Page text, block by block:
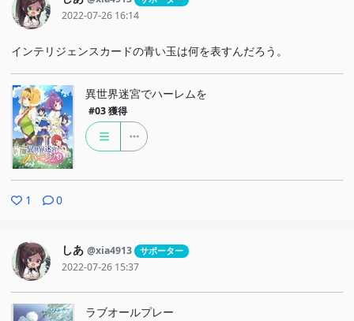
2022-07-26 16:14
インテリジェンスカードの青い玉は何を表すんだろう。
異世界迷宮でハーレムを
#03 獲得
1 0
しあ @xia4913 サポーター
2022-07-26 15:37
ラブオールプレー